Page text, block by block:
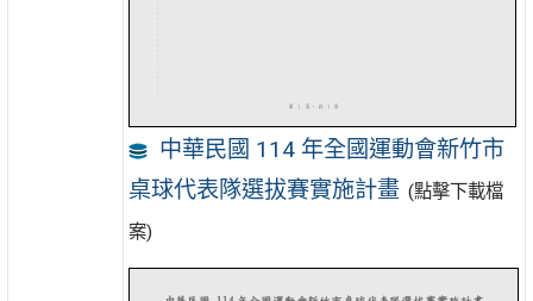
中華民國 114 年全國運動會新竹市
桌球代表隊選拔賽實施計畫 (點擊下載檔
案)